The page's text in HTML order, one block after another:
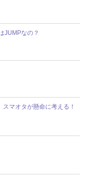
JUMPなの？
マオタが懸命に考える！